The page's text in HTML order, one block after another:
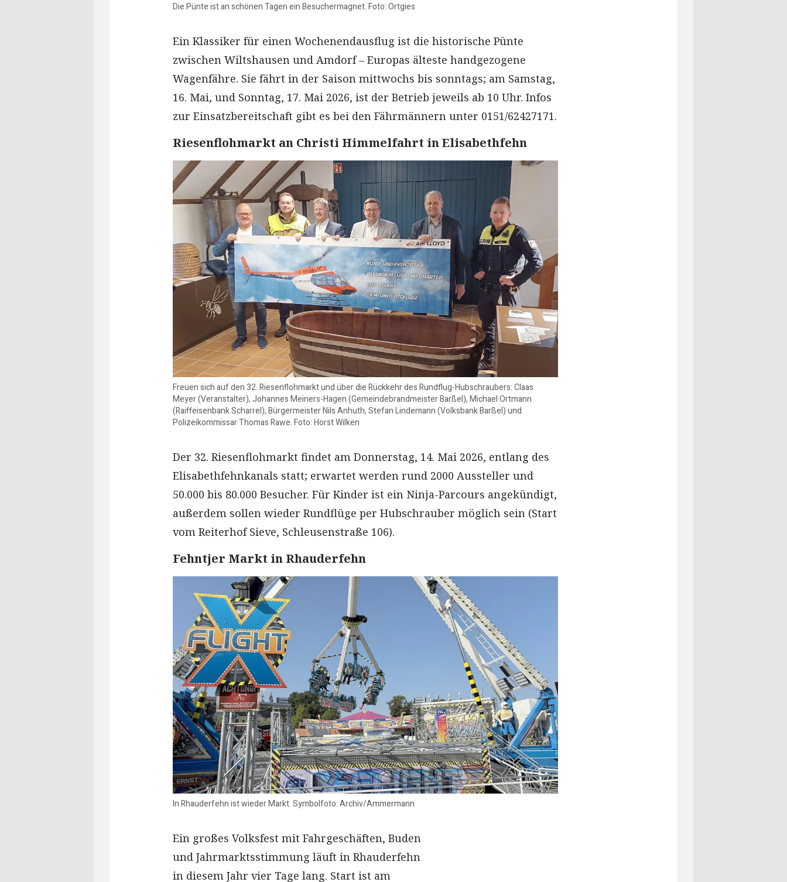
Die Pünte ist an schönen Tagen ein Besuchermagnet. Foto: Ortgies
Ein Klassiker für einen Wochenendausflug ist die historische Pünte
zwischen Wiltshausen und Amdorf – Europas älteste handgezogene
Wagenfähre. Sie fährt in der Saison mittwochs bis sonntags; am Samstag,
16. Mai, und Sonntag, 17. Mai 2026, ist der Betrieb jeweils ab 10 Uhr. Infos
zur Einsatzbereitschaft gibt es bei den Fährmännern unter 0151/62427171.
Riesenflohmarkt an Christi Himmelfahrt in Elisabethfehn
Freuen sich auf den 32. Riesenflohmarkt und über die Rückkehr des Rundflug-Hubschraubers: Claas
Meyer (Veranstalter), Johannes Meiners-Hagen (Gemeindebrandmeister Barßel), Michael Ortmann
(Raiffeisenbank Scharrel), Bürgermeister Nils Anhuth, Stefan Lindemann (Volksbank Barßel) und
Polizeikommissar Thomas Rawe. Foto: Horst Wilken
Der 32. Riesenflohmarkt findet am Donnerstag, 14. Mai 2026, entlang des
Elisabethfehnkanals statt; erwartet werden rund 2000 Aussteller und
50.000 bis 80.000 Besucher. Für Kinder ist ein Ninja-Parcours angekündigt,
außerdem sollen wieder Rundflüge per Hubschrauber möglich sein (Start
vom Reiterhof Sieve, Schleusenstraße 106).
Fehntjer Markt in Rhauderfehn
In Rhauderfehn ist wieder Markt. Symbolfoto: Archiv/Ammermann
Ein großes Volksfest mit Fahrgeschäften, Buden
und Jahrmarktsstimmung läuft in Rhauderfehn
in diesem Jahr vier Tage lang. Start ist am